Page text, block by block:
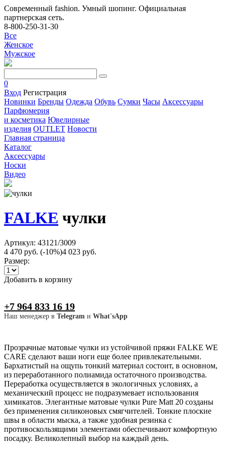
Современный fashion. Умный шопинг. Официальная
партнерская сеть.
8-800-250-31-30
Все
Женское
Мужское
0
Вход Регистрация
Новинки Бренды Одежда Обувь Сумки Часы Аксессуары
Парфюмерия
и косметика Ювелирные
изделия OUTLET Новости
Главная страница
Каталог
Аксессуары
Носки
Видео
FALKE чулки
Артикул: 43121/3009
4 470 руб. (-10%)4 023 руб.
Размер:
Добавить в корзину
+7 964 833 16 19
Наш менеджер в Telegram и What'sApp
Прозрачные матовые чулки из устойчивой пряжи FALKE WE
CARE сделают ваши ноги еще более привлекательными.
Бархатистый на ощупь тонкий материал состоит, в основном,
из переработанного полиамида остаточного производства.
Переработка осуществляется в экологичных условиях, а
механический процесс не подразумевает использования
химикатов. Элегантные матовые чулки Pure Matt 20 созданы
без применения силиконовых смягчителей. Тонкие плоские
швы в области мыска, а также удобная резинка с
противоскользящими элементами обеспечивают комфортную
посадку. Великолепный выбор на каждый день.